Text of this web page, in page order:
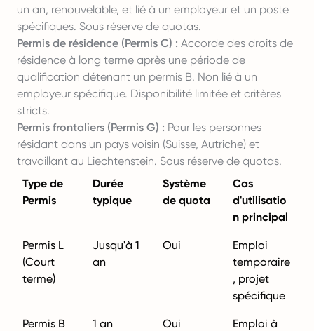
un an, renouvelable, et lié à un employeur et un poste
spécifiques. Sous réserve de quotas.
Permis de résidence (Permis C) : Accorde des droits de
résidence à long terme après une période de
qualification détenant un permis B. Non lié à un
employeur spécifique. Disponibilité limitée et critères
stricts.
Permis frontaliers (Permis G) : Pour les personnes
résidant dans un pays voisin (Suisse, Autriche) et
travaillant au Liechtenstein. Sous réserve de quotas.
Type de
Permis
Durée
typique
Système
de quota
Cas
d'utilisatio
n principal
Permis L
(Court
terme)
Jusqu'à 1
an
Oui
Emploi
temporaire
, projet
spécifique
Permis B
1 an Oui
Emploi à